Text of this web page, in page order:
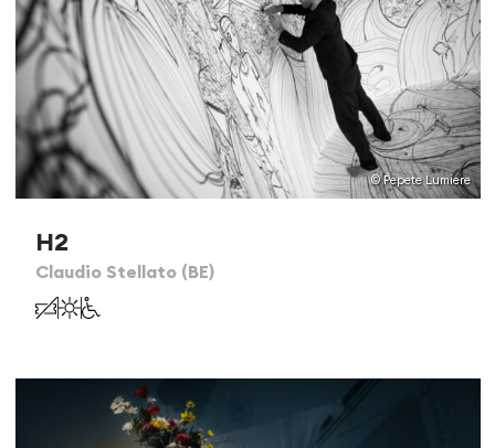
© Pepete Lumiere
H2
Claudio Stellato (BE)